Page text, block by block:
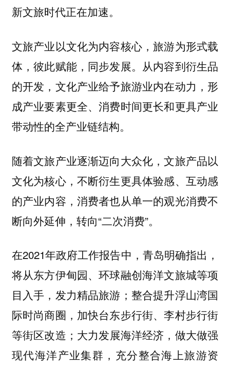
新文旅时代正在加速。
文旅产业以文化为内容核心，旅游为形式载
体，彼此赋能，同步发展。从内容到衍生品
的开发，文化产业给予旅游业内在动力，形
成产业要素更全、消费时间更长和更具产业
带动性的全产业链结构。
随着文旅产业逐渐迈向大众化，文旅产品以
文化为核心，不断衍生更具体验感、互动感
的产业内容，消费者也从单一的观光消费不
断向外延伸，转向“二次消费”。
在2021年政府工作报告中，青岛明确指出，
将从东方伊甸园、环球融创海洋文旅城等项
目入手，发力精品旅游；整合提升浮山湾国
际时尚商圈，加快台东步行街、李村步行街
等街区改造；大力发展海洋经济，做大做强
现代海洋产业集群，充分整合海上旅游资